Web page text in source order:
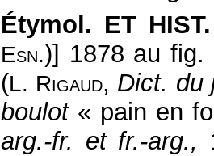
Étymol. ET
Esn.)] 1878 au
(L. Rigaud, Dict. du
boulot« pain en
arg.-fr. et fr.-arg.,